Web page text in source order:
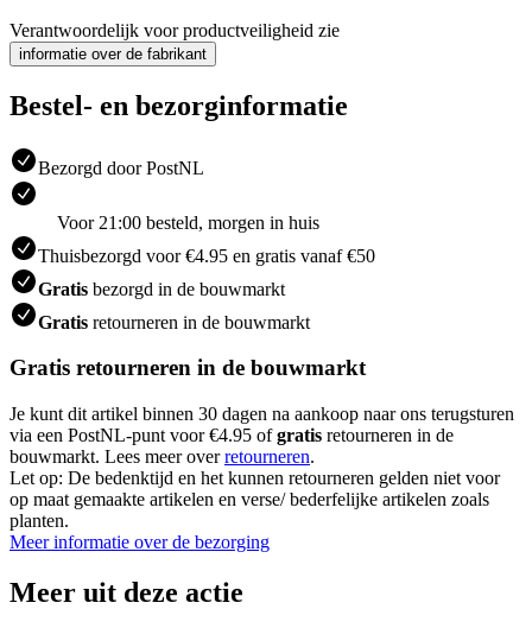
Verantwoordelijk voor productveiligheid zie
informatie over de fabrikant
Bestel- en bezorginformatie
Bezorgd door PostNL
Voor 21:00 besteld, morgen in huis
Thuisbezorgd voor €4.95 en gratis vanaf €50
Gratis bezorgd in de bouwmarkt
Gratis retourneren in de bouwmarkt
Gratis retourneren in de bouwmarkt
Je kunt dit artikel binnen 30 dagen na aankoop naar ons terugsturen
via een PostNL-punt voor €4.95 ofgratis retourneren in de
bouwmarkt. Lees meer overretourneren.
Let op: De bedenktijd en het kunnen retourneren gelden niet voor
op maat gemaakte artikelen en verse/ bederfelijke artikelen zoals
planten.
Meer informatie over de bezorging
Meer uit deze actie